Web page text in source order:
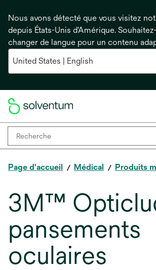
Nous avons détecté que vous visitez
depuis États-Unis d'Amérique.
changer de langue pour un contenu
Page d'accueil Médical Produits
3M™
pansements
oculaires